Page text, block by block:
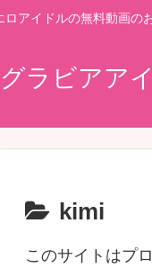
アイドルの無料動画の
グラビアア
kimi
このサイトはプ